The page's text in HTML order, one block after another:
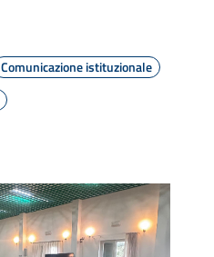
Comunicazione istituzionale